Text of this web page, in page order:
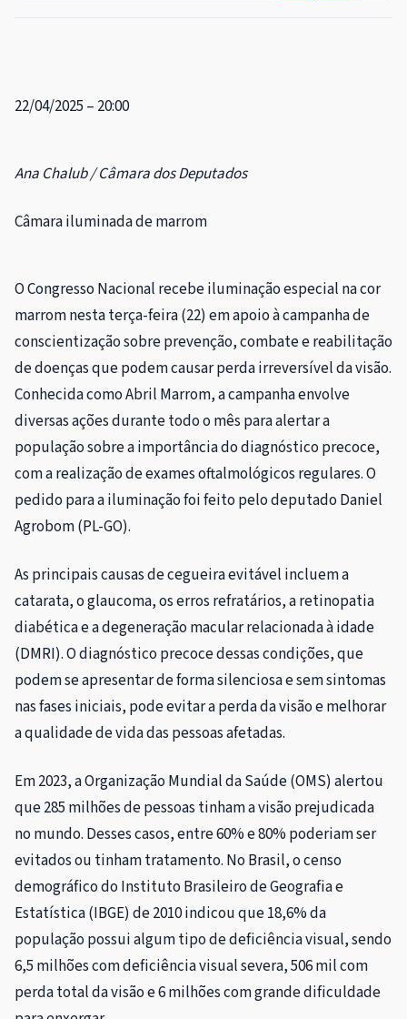
22/04/2025 – 20:00
Ana Chalub / Câmara dos Deputados
Câmara iluminada de marrom
O Congresso Nacional recebe iluminação especial na cor
marrom nesta terça-feira (22) em apoio à campanha de
conscientização sobre prevenção, combate e reabilitação
de doenças que podem causar perda irreversível da visão.
Conhecida como Abril Marrom, a campanha envolve
diversas ações durante todo o mês para alertar a
população sobre a importância do diagnóstico precoce,
com a realização de exames oftalmológicos regulares. O
pedido para a iluminação foi feito pelo deputado Daniel
Agrobom (PL-GO).
As principais causas de cegueira evitável incluem a
catarata, o glaucoma, os erros refratários, a retinopatia
diabética e a degeneração macular relacionada à idade
(DMRI). O diagnóstico precoce dessas condições, que
podem se apresentar de forma silenciosa e sem sintomas
nas fases iniciais, pode evitar a perda da visão e melhorar
a qualidade de vida das pessoas afetadas.
Em 2023, a Organização Mundial da Saúde (OMS) alertou
que 285 milhões de pessoas tinham a visão prejudicada
no mundo. Desses casos, entre 60% e 80% poderiam ser
evitados ou tinham tratamento. No Brasil, o censo
demográfico do Instituto Brasileiro de Geografia e
Estatística (IBGE) de 2010 indicou que 18,6% da
população possui algum tipo de deficiência visual, sendo
6,5 milhões com deficiência visual severa, 506 mil com
perda total da visão e 6 milhões com grande dificuldade